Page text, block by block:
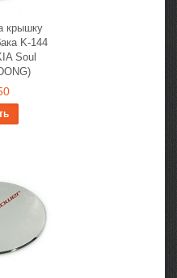
крышку
K-144
Soul